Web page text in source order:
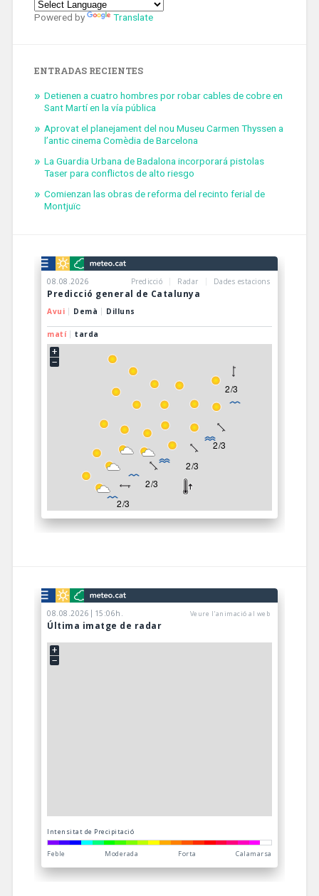
Powered by Translate
ENTRADAS RECIENTES
Detienen a cuatro hombres por robar cables de cobre en
Sant Martí en la vía pública
Aprovat el planejament del nou Museu Carmen Thyssen a
l’antic cinema Comèdia de Barcelona
La Guardia Urbana de Badalona incorporará pistolas
Taser para conflictos de alto riesgo
Comienzan las obras de reforma del recinto ferial de
Montjuïc